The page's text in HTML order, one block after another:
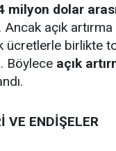
milyon dolar
Ancak açık
ücretlerle birlikte
Böylece açık
VE ENDİŞELER